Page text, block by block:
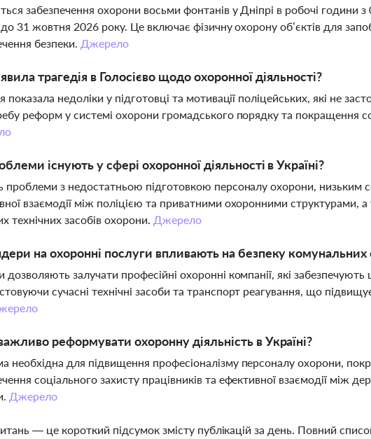
забезпечення охорони восьми фонтанів у Дніпрі в робочі години
31 жовтня 2026 року. Це включає фізичну охорону об’єктів для
безпеки. Джерело
трагедія в Голосієво щодо охоронної діяльності?
показала недоліки у підготовці та мотивації поліцейських, які не
реформ у системі охорони громадського порядку та покращення
існують у сфері охоронної діяльності в Україні?
проблеми з недостатньою підготовкою персоналу охорони, низьким
взаємодії між поліцією та приватними охоронними структурами,
технічних засобів охорони. Джерело
на охоронні послуги впливають на безпеку комунальних
дозволяють залучати професійні охоронні компанії, які
сучасні технічні засоби та транспорт реагування, що
реформувати охоронну діяльність в Україні?
необхідна для підвищення професіоналізму персоналу охорони,
соціального захисту працівників та ефективної взаємодії між
Джерело
— це короткий підсумок змісту публікацій за день. Повний